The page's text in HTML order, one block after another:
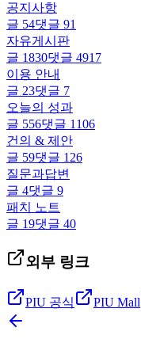
공지사항
글 54댓글 91
자유게시판
글 1830댓글 4917
이용 안내
글 23댓글 7
오늘의 성과
글 556댓글 1106
건의 & 제안
글 59댓글 126
질문과답변
글 4댓글 9
패치 노트
글 19댓글 40
외부 링크
PIU 공식 PIU Mall